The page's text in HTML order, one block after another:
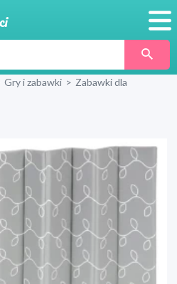
Blog
Gry i zabawki > Zabawki dla